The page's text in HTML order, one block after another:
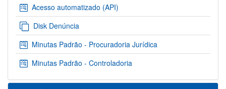
Acesso automatizado (API)
Disk Denúncia
Minutas Padrão - Procuradoria Jurídica
Minutas Padrão - Controladoria